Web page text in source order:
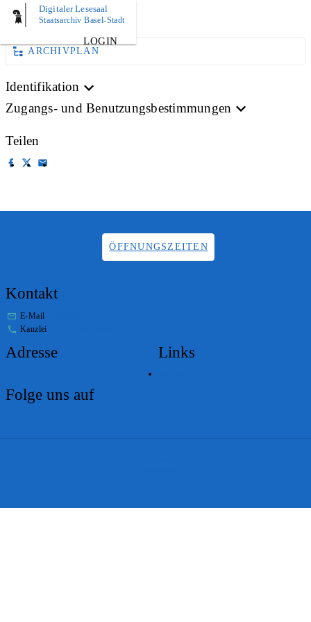
Digitaler Lesesaal
Staatsarchiv Basel-Stadt
LOGIN
AKTE
ARCHIVPLAN
Identifikation
Zugangs- und Benutzungsbestimmungen
Teilen
ÖFFNUNGSZEITEN
Kontakt
E-Mail
Kanzlei
Adresse Links
Folge uns auf